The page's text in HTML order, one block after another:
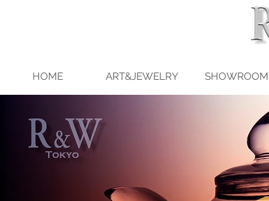
HOME ART&JEWELRY SHOWROOM